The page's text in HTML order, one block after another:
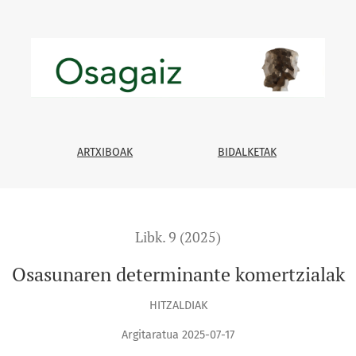
ARTXIBOAK BIDALKETAK
Libk. 9 (2025)
Osasunaren determinante komertzialak
HITZALDIAK
Argitaratua 2025-07-17